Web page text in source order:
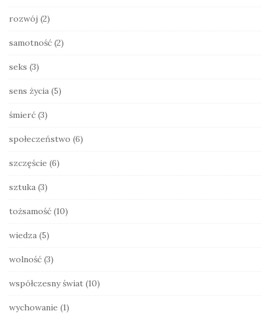
rozwój (2)
samotność (2)
seks (3)
sens życia (5)
śmierć (3)
społeczeństwo (6)
szczęście (6)
sztuka (3)
tożsamość (10)
wiedza (5)
wolność (3)
współczesny świat (10)
wychowanie (1)